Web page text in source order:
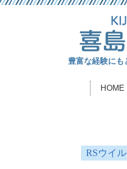
豊富な経験にも
HOME
RSウイ